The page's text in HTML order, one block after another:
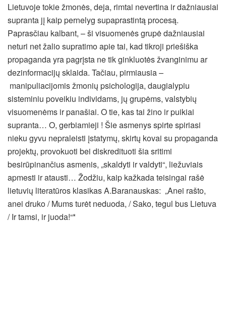
Lietuvoje tokie žmonės, deja, rimtai nevertina ir dažniausiai
supranta jį kaip pernelyg supaprastintą procesą.
Paprasčiau kalbant, – ši visuomenės grupė dažniausiai
neturi net žalio supratimo apie tai, kad tikroji priešiška
propaganda yra pagrįsta ne tik ginkluotės žvanginimu ar
dezinformacijų sklaida. Tačiau, pirmiausia –
manipuliacijomis žmonių psichologija, daugialypiu
sisteminiu poveikiu individams, jų grupėms, valstybių
visuomenėms ir panašiai. O tie, kas tai žino ir puikiai
supranta… O, gerbiamieji ! Šie asmenys spirte spiriasi
nieku gyvu nepraleisti įstatymų, skirtų kovai su propaganda
projektų, provokuoti bei diskredituoti šia sritimi
besirūpinančius asmenis, „skaldyti ir valdyti“, liežuviais
apmesti ir atausti… Žodžiu, kaip kažkada teisingai rašė
lietuvių literatūros klasikas A.Baranauskas: „Anei rašto,
anei druko / Mums turėt neduoda, / Sako, tegul bus Lietuva
/ Ir tamsi, ir juoda!“*